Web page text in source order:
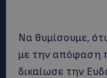
Να θυμίσουμε,
με την απόφαση
δικαίωσε την